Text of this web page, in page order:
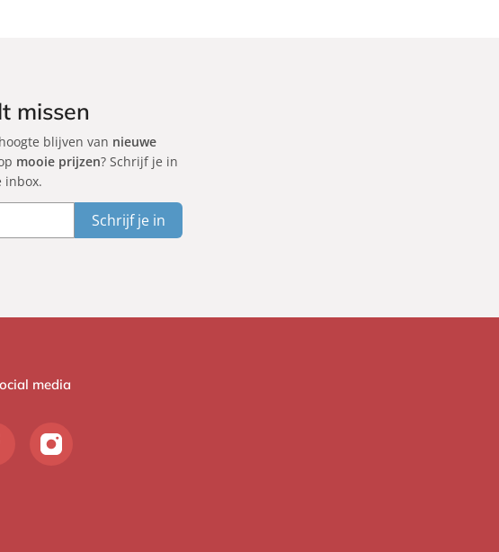
missen
blijven van nieuwe
mooie prijzen? Schrijf je in
inbox.
Schrijf je in
media